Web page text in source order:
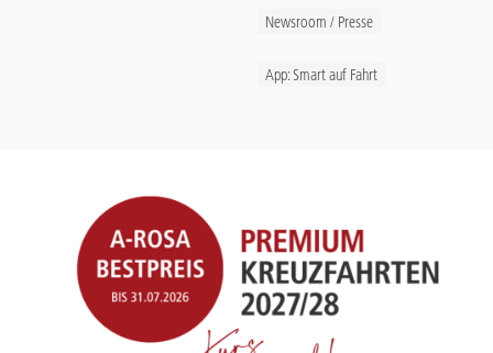
Newsroom / Presse
App: Smart auf Fahrt